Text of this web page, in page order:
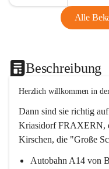
Alle
Beschreibung
Herzlich willkommen in
Dann sind sie richtig
Kriasidorf FRAXERN,
Kirschen, die "Große
Autobahn A14 von